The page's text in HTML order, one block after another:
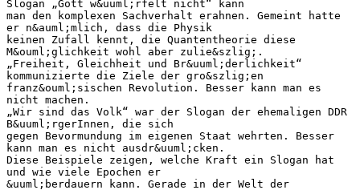
Slogan „Gott w&uuml;rfelt nicht“ kann
man den komplexen Sachverhalt erahnen. Gemeint hatte
er n&auml;mlich, dass die Physik
keinen Zufall kennt, die Quantentheorie diese
M&ouml;glichkeit wohl aber zulie&szlig;.
„Freiheit, Gleichheit und Br&uuml;derlichkeit“
kommunizierte die Ziele der gro&szlig;en
franz&ouml;sischen Revolution. Besser kann man es
nicht machen.
„Wir sind das Volk“ war der Slogan der ehemaligen DDR
B&uuml;rgerInnen, die sich
gegen Bevormundung im eigenen Staat wehrten. Besser
kann man es nicht ausdr&uuml;cken.
Diese Beispiele zeigen, welche Kraft ein Slogan hat
und wie viele Epochen er
&uuml;berdauern kann. Gerade in der Welt der